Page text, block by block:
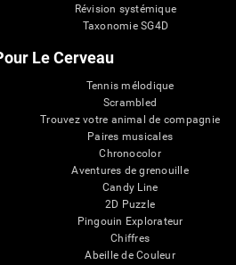
Révision systémique
Taxonomie SG4D
Le Cerveau
Tennis mélodique
Scrambled
Trouvez votre animal de compagnie
Paires musicales
Chronocolor
Aventures de grenouille
Candy Line
2D Puzzle
Pingouin Explorateur
Chiffres
Abeille de Couleur